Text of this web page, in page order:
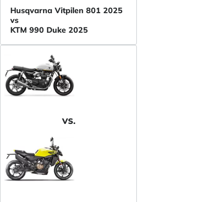
Husqvarna Vitpilen 801 2025
vs
KTM 990 Duke 2025
VS.